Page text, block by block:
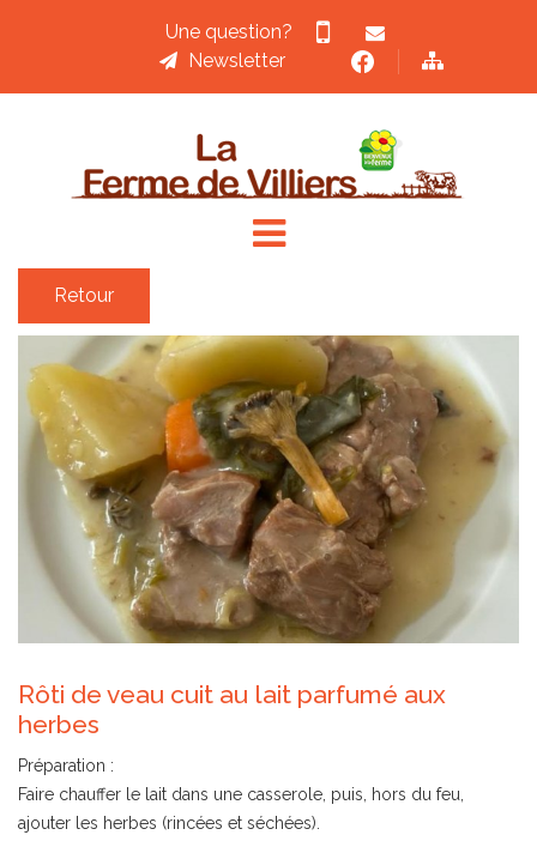
Une question?
Newsletter
ACCUEIL
RECETTES
LA
BOUCHERIE
PRODUITS
TARIFS
EN
IMAGES
AVIS
INFO
Retour
Rôti de veau cuit au lait parfumé aux
herbes
Préparation :
Faire chauffer le lait dans une casserole, puis, hors du feu,
ajouter les herbes (rincées et séchées).